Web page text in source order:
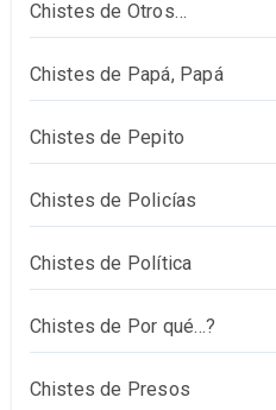
Chistes de Otros…
Chistes de Papá, Papá
Chistes de Pepito
Chistes de Policías
Chistes de Política
Chistes de Por qué…?
Chistes de Presos